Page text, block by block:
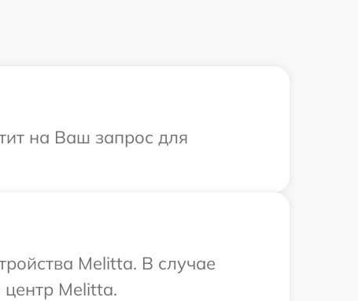
на Ваш запрос для
Melitta. В случае
Melitta.